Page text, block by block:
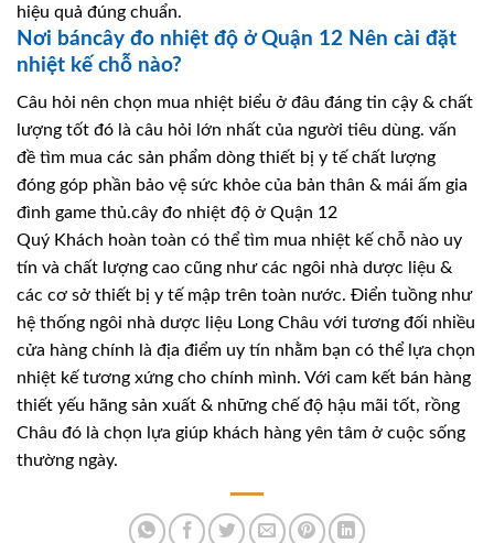
hiệu quả đúng chuẩn.
Nơi báncây đo nhiệt độ ở Quận 12 Nên cài đặt
nhiệt kế chỗ nào?
Câu hỏi nên chọn mua nhiệt biểu ở đâu đáng tin cậy & chất
lượng tốt đó là câu hỏi lớn nhất của người tiêu dùng. vấn
đề tìm mua các sản phẩm dòng thiết bị y tế chất lượng
đóng góp phần bảo vệ sức khỏe của bản thân & mái ấm gia
đình game thủ.cây đo nhiệt độ ở Quận 12
Quý Khách hoàn toàn có thể tìm mua nhiệt kế chỗ nào uy
tín và chất lượng cao cũng như các ngôi nhà dược liệu &
các cơ sở thiết bị y tế mập trên toàn nước. Điển tuồng như
hệ thống ngôi nhà dược liệu Long Châu với tương đối nhiều
cửa hàng chính là địa điểm uy tín nhằm bạn có thể lựa chọn
nhiệt kế tương xứng cho chính mình. Với cam kết bán hàng
thiết yếu hãng sản xuất & những chế độ hậu mãi tốt, rồng
Châu đó là chọn lựa giúp khách hàng yên tâm ở cuộc sống
thường ngày.